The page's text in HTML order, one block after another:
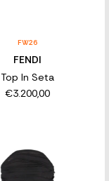
FW26
FENDI
Top In Seta
€3.200,00